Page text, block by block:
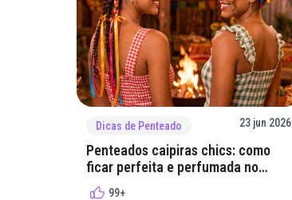
Dicas de Penteado 23 jun 2026
Penteados caipiras chics: como
ficar perfeita e perfumada no
arraial
99+